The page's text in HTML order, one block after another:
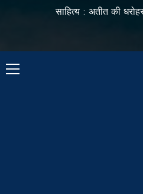
साहित्य : अतीत की